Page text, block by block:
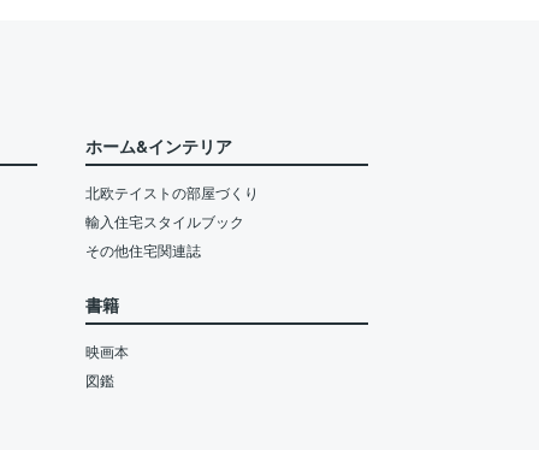
ホーム&インテリア
北欧テイストの部屋づくり
輸入住宅スタイルブック
その他住宅関連誌
書籍
映画本
図鑑